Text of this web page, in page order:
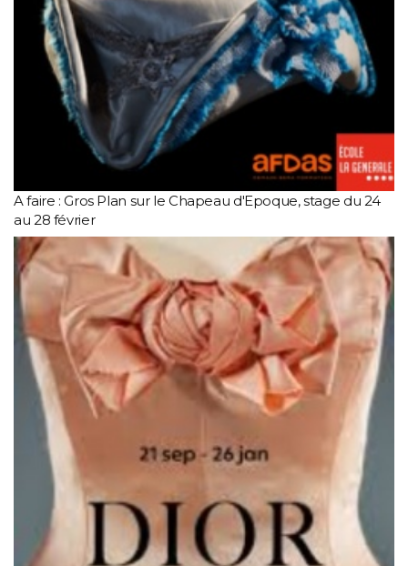
A faire : Gros Plan sur le Chapeau d'Epoque, stage du 24
au 28 février